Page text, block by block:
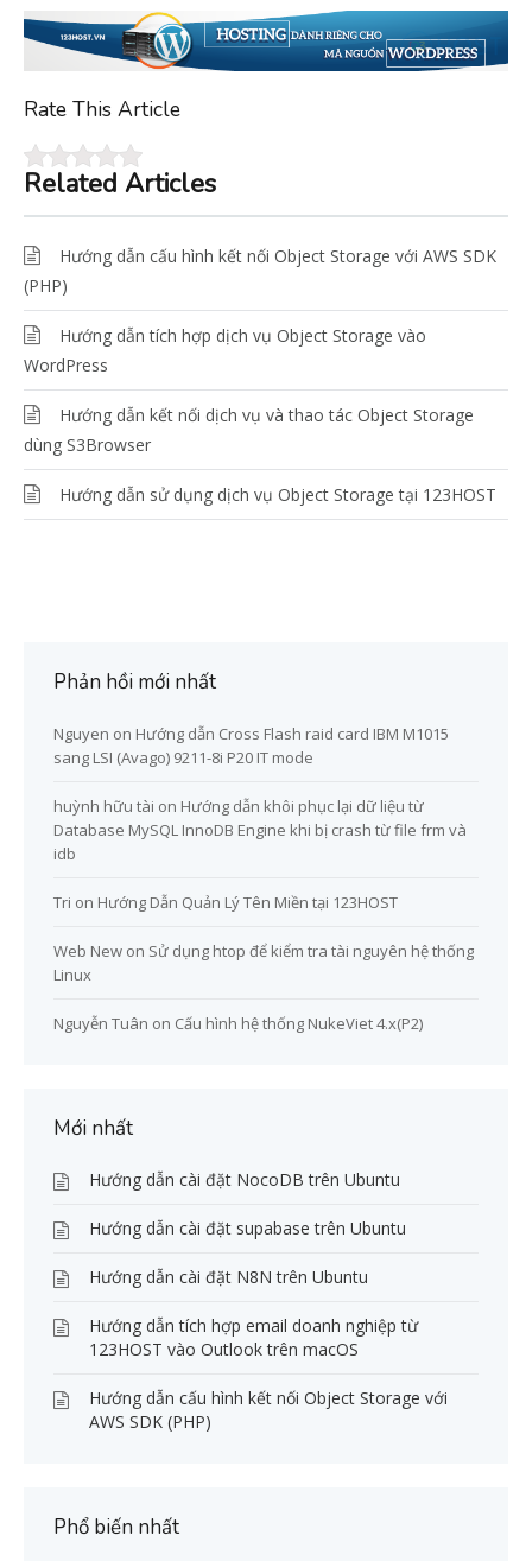
Rate This Article
Related Articles
Hướng dẫn cấu hình kết nối Object Storage với AWS SDK
(PHP)
Hướng dẫn tích hợp dịch vụ Object Storage vào
WordPress
Hướng dẫn kết nối dịch vụ và thao tác Object Storage
dùng S3Browser
Hướng dẫn sử dụng dịch vụ Object Storage tại 123HOST
Phản hồi mới nhất
Nguyen on Hướng dẫn Cross Flash raid card IBM M1015
sang LSI (Avago) 9211-8i P20 IT mode
huỳnh hữu tài on Hướng dẫn khôi phục lại dữ liệu từ
Database MySQL InnoDB Engine khi bị crash từ file frm và
idb
Tri on Hướng Dẫn Quản Lý Tên Miền tại 123HOST
Web New on Sử dụng htop để kiểm tra tài nguyên hệ thống
Linux
Nguyễn Tuân on Cấu hình hệ thống NukeViet 4.x(P2)
Mới nhất
Hướng dẫn cài đặt NocoDB trên Ubuntu
Hướng dẫn cài đặt supabase trên Ubuntu
Hướng dẫn cài đặt N8N trên Ubuntu
Hướng dẫn tích hợp email doanh nghiệp từ
123HOST vào Outlook trên macOS
Hướng dẫn cấu hình kết nối Object Storage với
AWS SDK (PHP)
Phổ biến nhất